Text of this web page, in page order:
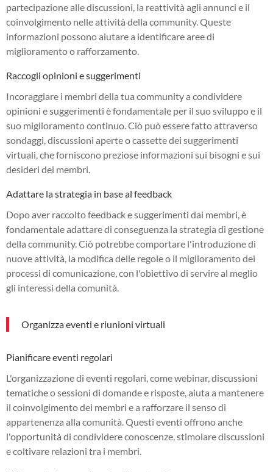
partecipazione alle discussioni, la reattività agli annunci e il
coinvolgimento nelle attività della community. Queste
informazioni possono aiutare a identificare aree di
miglioramento o rafforzamento.
Raccogli opinioni e suggerimenti
Incoraggiare i membri della tua community a condividere
opinioni e suggerimenti è fondamentale per il suo sviluppo e il
suo miglioramento continuo. Ciò può essere fatto attraverso
sondaggi, discussioni aperte o cassette dei suggerimenti
virtuali, che forniscono preziose informazioni sui bisogni e sui
desideri dei membri.
Adattare la strategia in base al feedback
Dopo aver raccolto feedback e suggerimenti dai membri, è
fondamentale adattare di conseguenza la strategia di gestione
della community. Ciò potrebbe comportare l'introduzione di
nuove attività, la modifica delle regole o il miglioramento dei
processi di comunicazione, con l'obiettivo di servire al meglio
gli interessi della comunità.
Organizza eventi e riunioni virtuali
Pianificare eventi regolari
L'organizzazione di eventi regolari, come webinar, discussioni
tematiche o sessioni di domande e risposte, aiuta a mantenere
il coinvolgimento dei membri e a rafforzare il senso di
appartenenza alla comunità. Questi eventi offrono anche
l'opportunità di condividere conoscenze, stimolare discussioni
e coltivare relazioni tra i membri.